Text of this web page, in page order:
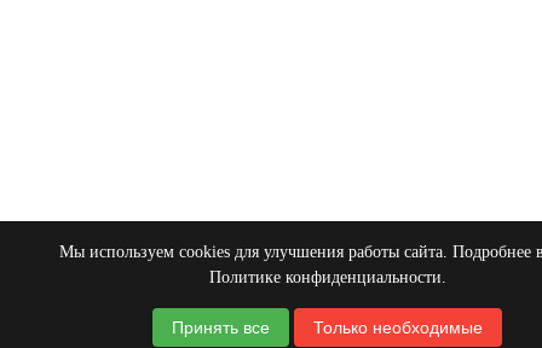
Мы используем cookies для улучшения работы сайта. Подробнее
Политике конфиденциальности.
Принять все Только необходимые